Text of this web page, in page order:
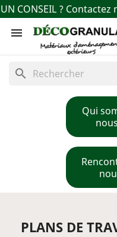
UN CONSEIL ?

search
Qui
PLANS DE